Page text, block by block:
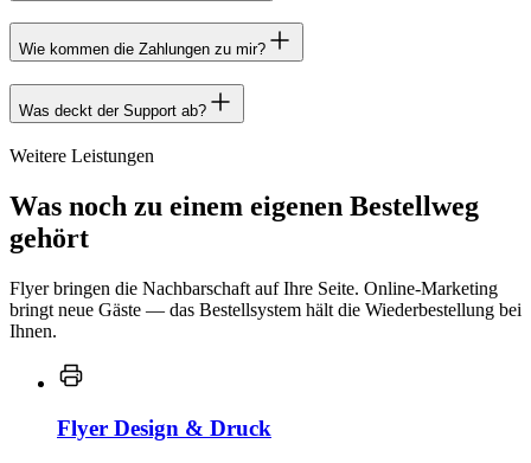
Wie kommen die Zahlungen zu mir?
Was deckt der Support ab?
Weitere Leistungen
Was noch zu einem eigenen Bestellweg
gehört
Flyer bringen die Nachbarschaft auf Ihre Seite. Online-Marketing
bringt neue Gäste — das Bestellsystem hält die Wiederbestellung bei
Ihnen.
Flyer Design & Druck